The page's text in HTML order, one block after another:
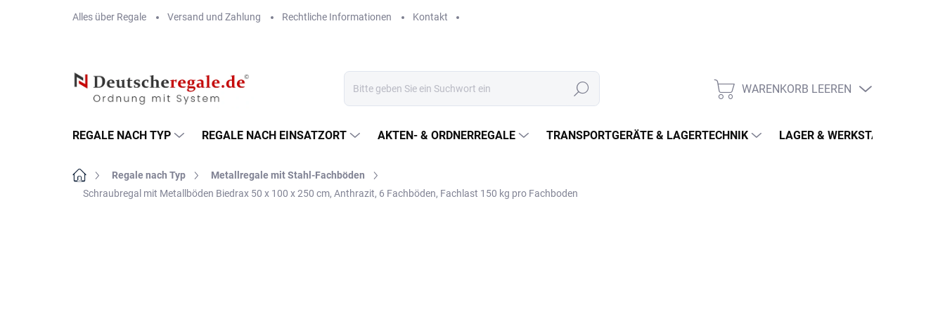
Alles über Regale Versand und Zahlung Rechtliche Informationen Kontakt
Suchen WARENKORB
WARENKORB LEEREN
REGALE NACH TYP REGALE NACH EINSATZORT AKTEN- & ORDNERREGALE TRANSPORTGERÄTE & LAGERTECHNIK LAGER & WERKSTATT
StartseiteRegale nach Typ
Metallregale mit Stahl-Fachböden
Schraubregal mit Metallböden Biedrax 50 x 100 x 250 cm, Anthrazit, 6 Fachböden, Fachlast 150 kg pro Fachboden